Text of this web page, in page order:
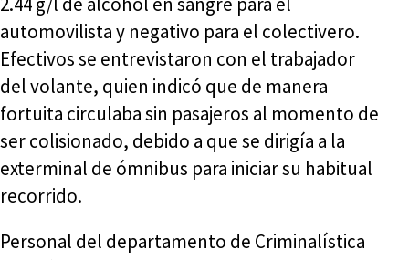
automovilista y negativo para el colectivero.
Efectivos se entrevistaron con el trabajador
del volante, quien indicó que de manera
fortuita circulaba sin pasajeros al momento de
ser colisionado, debido a que se dirigía a la
exterminal de ómnibus para iniciar su habitual
recorrido.
Personal del departamento de Criminalística